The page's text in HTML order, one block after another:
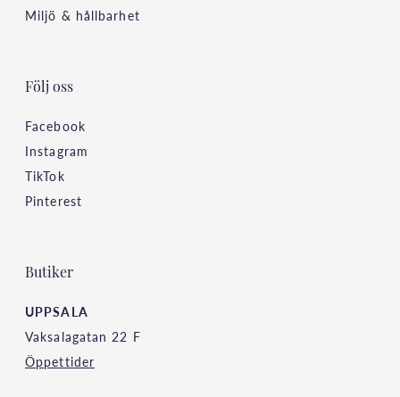
Miljö & hållbarhet
Följ oss
Facebook
Instagram
TikTok
Pinterest
Butiker
UPPSALA
Vaksalagatan 22 F
Öppettider